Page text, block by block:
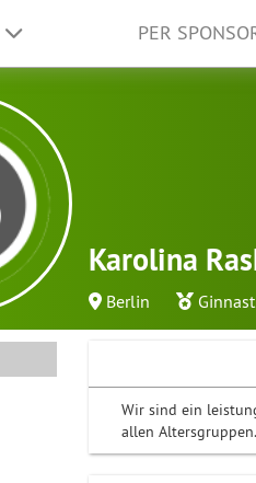
PER
Karolina
Berlin
Wir sind ein
allen Altersgruppen.